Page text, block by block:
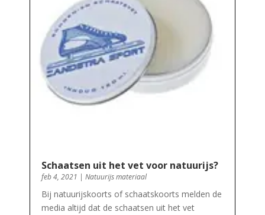
Schaatsen uit het vet voor natuurijs?
feb 4, 2021 | Natuurijs materiaal
Bij natuurijskoorts of schaatskoorts melden de
media altijd dat de schaatsen uit het vet